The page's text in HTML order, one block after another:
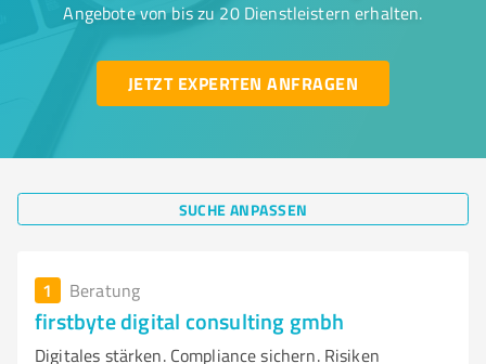
Angebote von bis zu 20 Dienstleistern erhalten.
JETZT EXPERTEN ANFRAGEN
SUCHE ANPASSEN
1 Beratung
firstbyte digital consulting gmbh
Digitales stärken. Compliance sichern. Risiken